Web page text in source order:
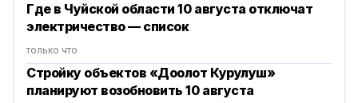
Где в Чуйской области 10 августа отключат
электричество — список
только что
Стройку объектов «Доолот Курулуш»
планируют возобновить 10 августа